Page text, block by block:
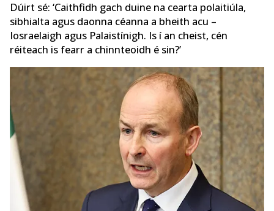
Dúirt sé: ‘Caithfidh gach duine na cearta polaitiúla,
sibhialta agus daonna céanna a bheith acu –
Iosraelaigh agus Palaistínigh. Is í an cheist, cén
réiteach is fearr a chinnteoidh é sin?’